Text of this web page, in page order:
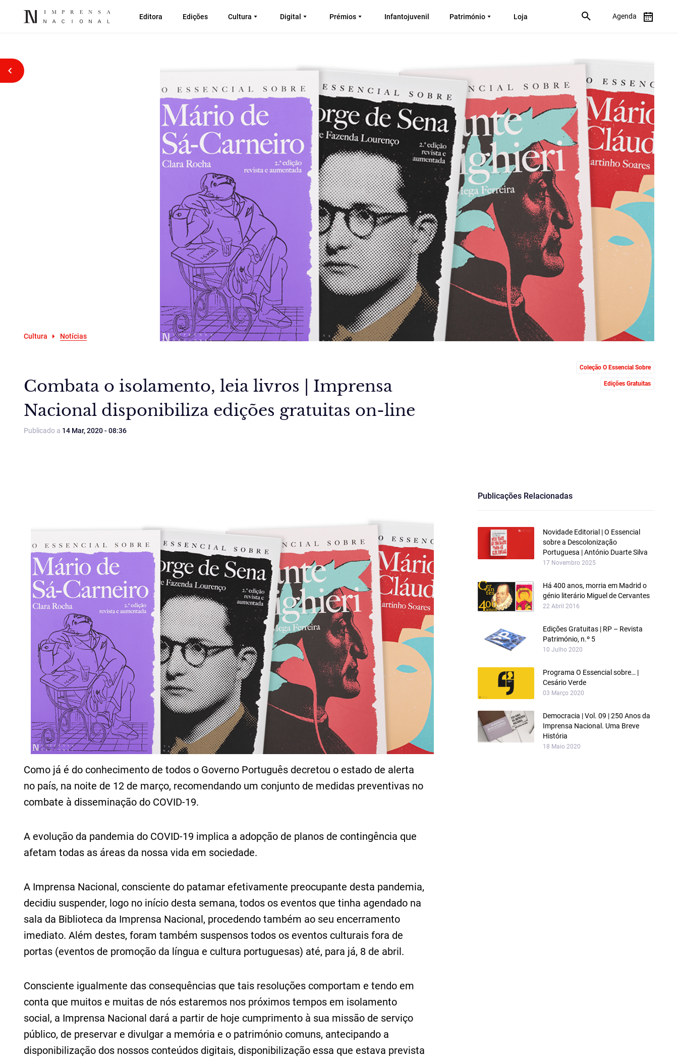
Editora Edições Cultura Digital Prémios Infantojuvenil Património Loja Agenda
Voltar atrás
Cultura Notícias
Combata o isolamento, leia livros | Imprensa
Nacional disponibiliza edições gratuitas on-line
Publicado a 14 Mar, 2020 - 08:36
Coleção O Essencial Sobre
Edições Gratuitas
Como já é do conhecimento de todos o Governo Português decretou o estado de alerta
no país, na noite de 12 de março, recomendando um conjunto de medidas preventivas no
combate à disseminação do COVID-19.
A evolução da pandemia do COVID-19 implica a adopção de planos de contingência que
afetam todas as áreas da nossa vida em sociedade.
A Imprensa Nacional, consciente do patamar efetivamente preocupante desta pandemia,
decidiu suspender, logo no início desta semana, todos os eventos que tinha agendado na
sala da Biblioteca da Imprensa Nacional, procedendo também ao seu encerramento
imediato. Além destes, foram também suspensos todos os eventos culturais fora de
portas (eventos de promoção da língua e cultura portuguesas) até, para já, 8 de abril.
Consciente igualmente das consequências que tais resoluções comportam e tendo em
conta que muitos e muitas de nós estaremos nos próximos tempos em isolamento
social, a Imprensa Nacional dará a partir de hoje cumprimento à sua missão de serviço
público, de preservar e divulgar a memória e o património comuns, antecipando a
disponibilização dos nossos conteúdos digitais, disponibilização essa que estava prevista
Publicações Relacionadas
Novidade Editorial | O Essencial
sobre a Descolonização
Portuguesa | António Duarte Silva
17 Novembro 2025
Há 400 anos, morria em Madrid o
génio literário Miguel de Cervantes
22 Abril 2016
Edições Gratuitas | RP – Revista
Património, n.º 5
10 Julho 2020
Programa O Essencial sobre… |
Cesário Verde
03 Março 2020
Democracia | Vol. 09 | 250 Anos da
Imprensa Nacional. Uma Breve
História
18 Maio 2020